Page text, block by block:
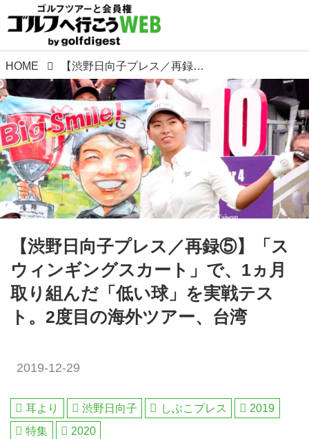
HOME 【渋野日向子プレス／再録⑤】「スウィンギングスカート」で、1ヵ月取り組んだ「低い球」を実戦テスト。2度目の海外ツアー、台湾
【渋野日向子プレス／再録⑤】「ス
ウィンギングスカート」で、1ヵ月
取り組んだ「低い球」を実戦テス
ト。2度目の海外ツアー、台湾
2019-12-29
耳より 渋野日向子 しぶこプレス
2019
特集
2020